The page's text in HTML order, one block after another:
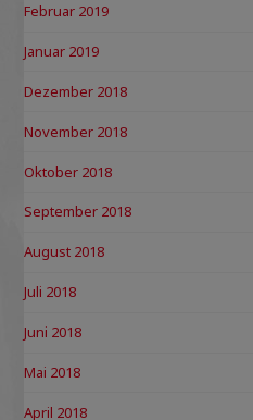
Februar 2019
Januar 2019
Dezember 2018
November 2018
Oktober 2018
September 2018
August 2018
Juli 2018
Juni 2018
Mai 2018
April 2018